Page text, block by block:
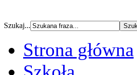
Szukaj...
Strona główna